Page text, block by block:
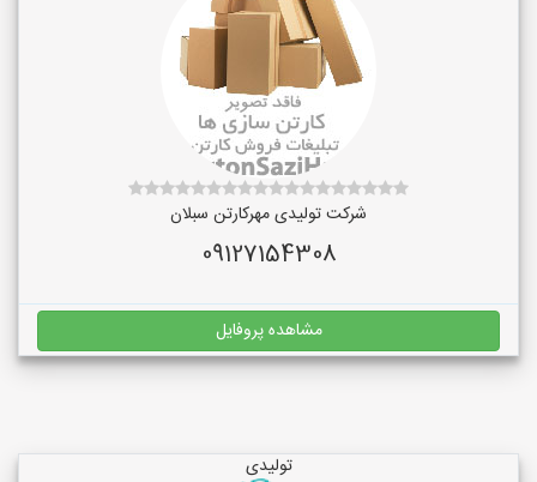
شرکت تولیدی مهرکارتن سبلان
09127154308
مشاهده پروفایل
تولیدی